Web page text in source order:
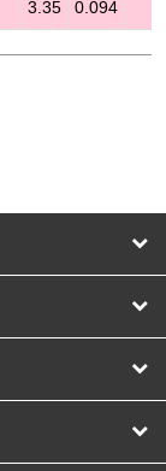
3.35 0.094